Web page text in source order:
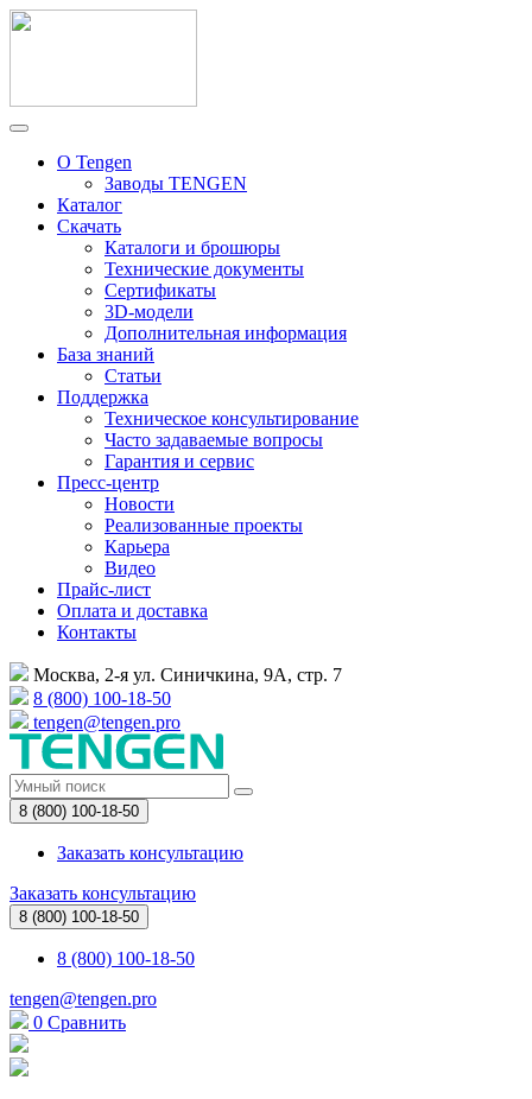
О Tengen
Заводы TENGEN
Каталог
Скачать
Каталоги и брошюры
Технические документы
Сертификаты
3D-модели
Дополнительная информация
База знаний
Статьи
Поддержка
Техническое консультирование
Часто задаваемые вопросы
Гарантия и сервис
Пресс-центр
Новости
Реализованные проекты
Карьера
Видео
Прайс-лист
Оплата и доставка
Контакты
Москва, 2-я ул. Синичкина, 9А, стр. 7
8 (800) 100-18-50
tengen@tengen.pro
8 (800) 100-18-50
Заказать консультацию
Заказать консультацию
8 (800) 100-18-50
8 (800) 100-18-50
tengen@tengen.pro
0 Сравнить